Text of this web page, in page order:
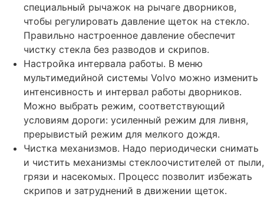
Прошивка блока CEM Volvo
Сход-развал автомобиля Вольво
Смазка, ремонт петель и замков Вольво
Сброс межсервисного интервала автомобиля Вольво
Регулировка фар Вольво разных моделей
Промывка топливных форсунок Volvo
Промывка топливной системы дизеля Вольво
Промывка топливной системы автомобиля Volvo
Промывка системы охлаждения автомобиля Volvo
Промывка радиаторов автомобиля Volvo
специальный рычажок на рычаге дворников,
чтобы регулировать давление щеток на стекло.
Правильно настроенное давление обеспечит
чистку стекла без разводов и скрипов.
Настройка интервала работы. В меню
мультимедийной системы Volvo можно изменить
интенсивность и интервал работы дворников.
Можно выбрать режим, соответствующий
условиям дороги: усиленный режим для ливня,
прерывистый режим для мелкого дождя.
Чистка механизмов. Надо периодически снимать
и чистить механизмы стеклоочистителей от пыли,
грязи и насекомых. Процесс позволит избежать
скрипов и затруднений в движении щеток.